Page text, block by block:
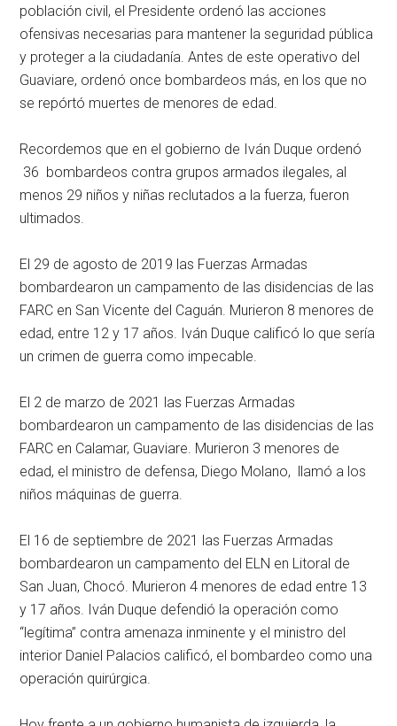
población civil, el Presidente ordenó las acciones
ofensivas necesarias para mantener la seguridad pública
y proteger a la ciudadanía. Antes de este operativo del
Guaviare, ordenó once bombardeos más, en los que no
se repórtó muertes de menores de edad.
Recordemos que en el gobierno de Iván Duque ordenó
36 bombardeos contra grupos armados ilegales, al
menos 29 niños y niñas reclutados a la fuerza, fueron
ultimados.
El 29 de agosto de 2019 las Fuerzas Armadas
bombardearon un campamento de las disidencias de las
FARC en San Vicente del Caguán. Murieron 8 menores de
edad, entre 12 y 17 años. Iván Duque calificó lo que sería
un crimen de guerra como impecable.
El 2 de marzo de 2021 las Fuerzas Armadas
bombardearon un campamento de las disidencias de las
FARC en Calamar, Guaviare. Murieron 3 menores de
edad, el ministro de defensa, Diego Molano, llamó a los
niños máquinas de guerra.
El 16 de septiembre de 2021 las Fuerzas Armadas
bombardearon un campamento del ELN en Litoral de
San Juan, Chocó. Murieron 4 menores de edad entre 13
y 17 años. Iván Duque defendió la operación como
“legítima” contra amenaza inminente y el ministro del
interior Daniel Palacios calificó, el bombardeo como una
operación quirúrgica.